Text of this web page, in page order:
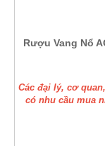
Rượu Vang Nổ
Các đại lý, cơ
có nhu cầu mua